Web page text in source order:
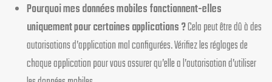
Pourquoi mes données mobiles fonctionnent-elles
uniquement pour certaines applications ?Cela peut être dû à des
autorisations d’application mal configurées. Vérifiez les réglages de
chaque application pour vous assurer qu’elle a l’autorisation d’utiliser